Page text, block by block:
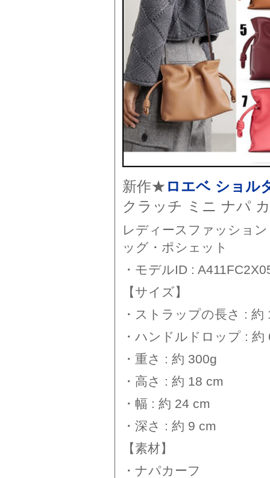
新作★ ロエベ ショル
クラッチ ミニ ナパ
レディースファッショ
ッグ・ポシェット
・モデルID :
【サイズ】
・ストラップの長さ : 約
・ハンドルドロップ : 約
・重さ : 約 300g
・高さ : 約 18 cm
・幅 : 約 24 cm
・深さ : 約 9 cm
【素材】
・ナパカーフ